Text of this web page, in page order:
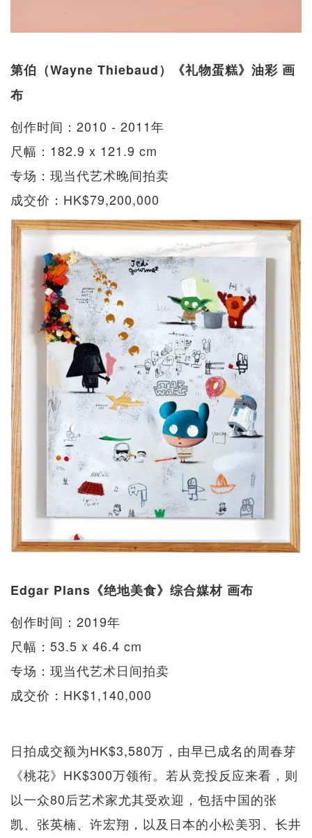
第伯（Wayne Thiebaud）《礼物蛋糕》油彩 画
布
创作时间：2010 - 2011年
尺幅：182.9 x 121.9 cm
专场：现当代艺术晚间拍卖
成交价：HK$79,200,000
Edgar Plans《绝地美食》综合媒材 画布
创作时间：2019年
尺幅：53.5 x 46.4 cm
专场：现当代艺术日间拍卖
成交价：HK$1,140,000
日拍成交额为HK$3,580万，由早已成名的周春芽
《桃花》HK$300万领衔。若从竞投反应来看，则
以一众80后艺术家尤其受欢迎，包括中国的张
凯、张英楠、许宏翔，以及日本的小松美羽、长井